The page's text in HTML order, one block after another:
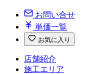
お問い合せ
単価一覧
お気に入り
店舗紹介
施工エリア